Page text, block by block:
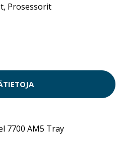
, Prosessorit
7700 AM5 Tray